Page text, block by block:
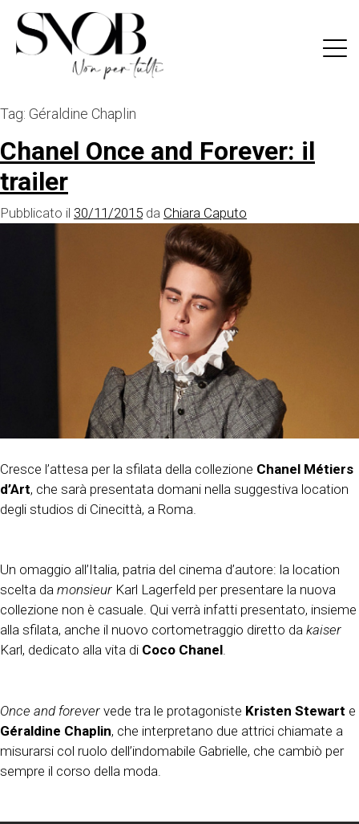
content
Tag: Géraldine Chaplin
Chanel Once and Forever: il
trailer
Pubblicato il 30/11/2015 da Chiara Caputo
Cresce l’attesa per la sfilata della collezione Chanel Métiers
d’Art, che sarà presentata domani nella suggestiva location
degli studios di Cinecittà, a Roma.
Un omaggio all’Italia, patria del cinema d’autore: la location
scelta da monsieur Karl Lagerfeld per presentare la nuova
collezione non è casuale. Qui verrà infatti presentato, insieme
alla sfilata, anche il nuovo cortometraggio diretto da kaiser
Karl, dedicato alla vita di Coco Chanel.
Once and forever vede tra le protagoniste Kristen Stewart e
Géraldine Chaplin, che interpretano due attrici chiamate a
misurarsi col ruolo dell’indomabile Gabrielle, che cambiò per
sempre il corso della moda.